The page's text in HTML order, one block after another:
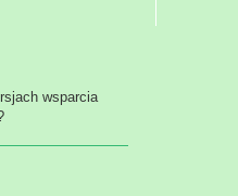
wsparcia